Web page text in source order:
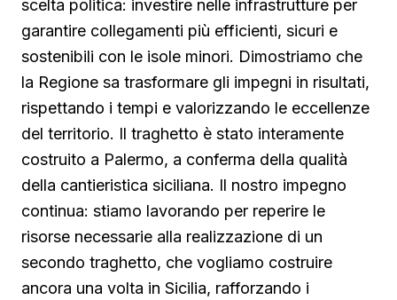
scelta politica: investire nelle infrastrutture per
garantire collegamenti più efficienti, sicuri e
sostenibili con le isole minori. Dimostriamo che
la Regione sa trasformare gli impegni in risultati,
rispettando i tempi e valorizzando le eccellenze
del territorio. Il traghetto è stato interamente
costruito a Palermo, a conferma della qualità
della cantieristica siciliana. Il nostro impegno
continua: stiamo lavorando per reperire le
risorse necessarie alla realizzazione di un
secondo traghetto, che vogliamo costruire
ancora una volta in Sicilia, rafforzando i